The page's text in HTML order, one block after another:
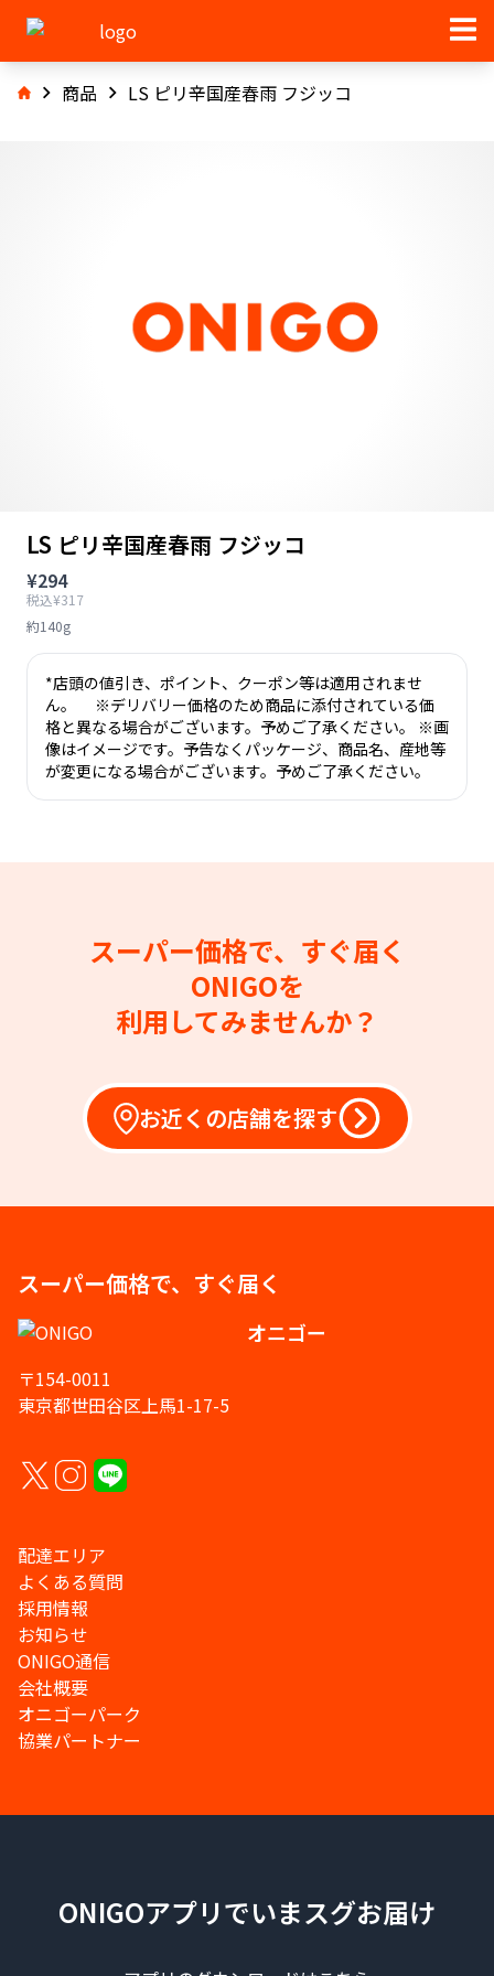
商品 LS ピリ辛国産春雨 フジッコ
LS ピリ辛国産春雨 フジッコ
¥294
税込¥317
約140g
*店頭の値引き、ポイント、クーポン等は適用されませ
ん。 ※デリバリー価格のため商品に添付されている価
格と異なる場合がございます。予めご了承ください。 ※画
像はイメージです。予告なくパッケージ、商品名、産地等
が変更になる場合がございます。予めご了承ください。
スーパー価格で、すぐ届く
ONIGOを
利用してみませんか？
お近くの店舗を探す
スーパー価格で、すぐ届く
オニゴー
〒154-0011
東京都世田谷区上馬1-17-5
配達エリア
よくある質問
採用情報
お知らせ
ONIGO通信
会社概要
オニゴーパーク
協業パートナー
ONIGOアプリでいまスグお届け